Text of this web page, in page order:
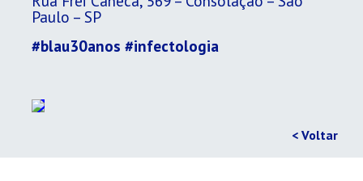
Paulo – SP
#blau30anos #infectologia
< Voltar